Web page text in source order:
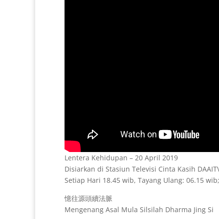
Lentera Kehidupan – 20 April 2019
Disiarkan di Stasiun Televisi Cinta Kasih
Setiap Hari 18.45 wib, Tayang Ulang: 06.15
憶往源頭續法脈
Mengenang Asal Mula Silsilah Dharma Jing Si